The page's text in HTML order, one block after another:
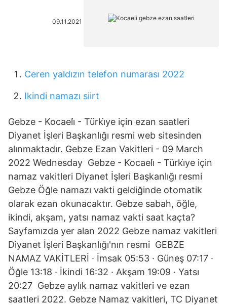
09.11.2021
Ceren yaldızın telefon numarası 2022
Ikindi namazı siirt
Gebze - Kocaeli̇ - Türki̇ye için ezan saatleri
Diyanet İşleri Başkanlığı resmi web sitesinden
alınmaktadır. Gebze Ezan Vakitleri - 09 March
2022 Wednesday Gebze - Kocaeli̇ - Türki̇ye için
namaz vakitleri Diyanet İşleri Başkanlığı resmi
Gebze Öğle namazı vakti geldiğinde otomatik
olarak ezan okunacaktır. Gebze sabah, öğle,
ikindi, akşam, yatsı namaz vakti saat kaçta?
Sayfamızda yer alan 2022 Gebze namaz vakitleri
Diyanet İşleri Başkanlığı'nın resmi GEBZE
NAMAZ VAKİTLERİ · İmsak 05:53 · Güneş 07:17 ·
Öğle 13:18 · İkindi 16:32 · Akşam 19:09 · Yatsı
20:27 Gebze aylık namaz vakitleri ve ezan
saatleri 2022. Gebze Namaz vakitleri, TC Diyanet